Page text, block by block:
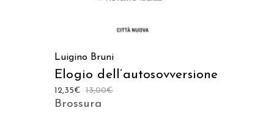
Luigino Bruni
Elogio dell’autosovversione
13,00€
12,35€
Brossura